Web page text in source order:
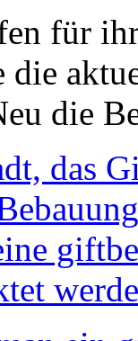
für
die
die
das